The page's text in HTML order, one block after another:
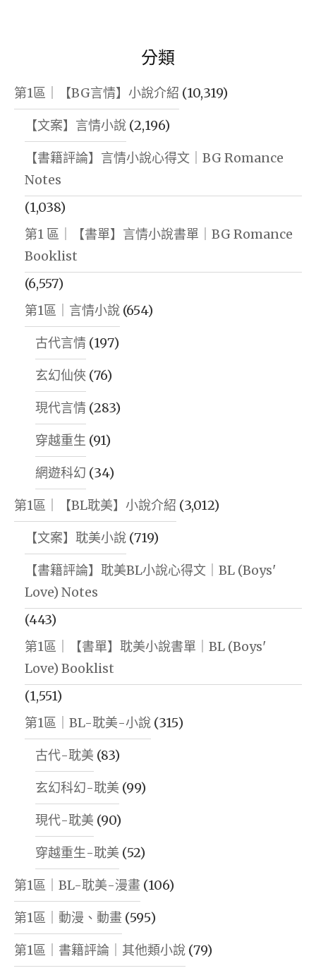
分類
第1區｜【BG言情】小說介紹 (10,319)
【文案】言情小說 (2,196)
【書籍評論】言情小說心得文｜BG Romance
Notes
(1,038)
第1 區｜【書單】言情小說書單｜BG Romance
Booklist
(6,557)
第1區｜言情小說 (654)
古代言情 (197)
玄幻仙俠 (76)
現代言情 (283)
穿越重生 (91)
網遊科幻 (34)
第1區｜【BL耽美】小說介紹 (3,012)
【文案】耽美小說 (719)
【書籍評論】耽美BL小說心得文｜BL (Boys'
Love) Notes
(443)
第1區｜【書單】耽美小說書單｜BL (Boys'
Love) Booklist
(1,551)
第1區｜BL-耽美-小說 (315)
古代-耽美 (83)
玄幻科幻-耽美 (99)
現代-耽美 (90)
穿越重生-耽美 (52)
第1區｜BL-耽美-漫畫 (106)
第1區｜動漫、動畫 (595)
第1區｜書籍評論｜其他類小說 (79)